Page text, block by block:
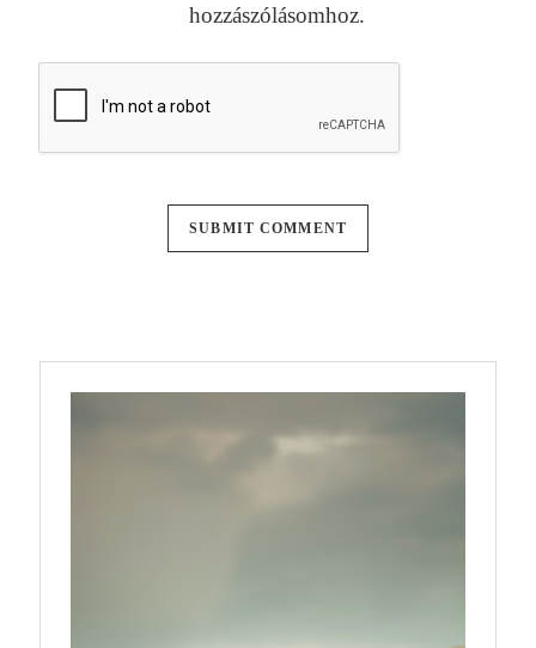
hozzászólásomhoz.